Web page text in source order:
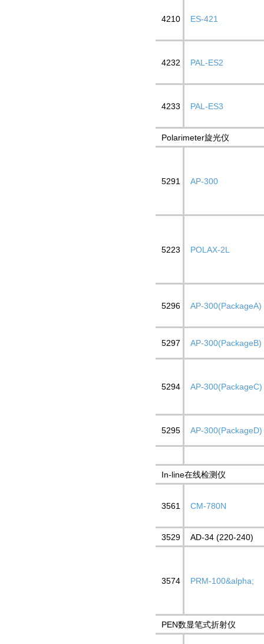
4210 ES-421
4232 PAL-ES2
4233 PAL-ES3
Polarimeter旋光仪
5291 AP-300
5223 POLAX-2L
5296 AP-300(PackageA)
5297 AP-300(PackageB)
5294 AP-300(PackageC)
5295 AP-300(PackageD)
In-line在线检测仪
3561 CM-780N
3529 AD-34 (220-240)
3574 PRM-100&alpha;
PEN数显笔式折射仪